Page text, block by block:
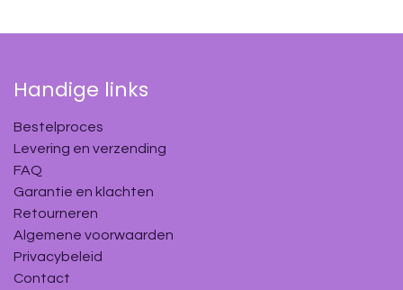
Handige links
Bestelproces
Levering en verzending
FAQ
Garantie en klachten
Retourneren
Algemene voorwaarden
Privacybeleid
Contact